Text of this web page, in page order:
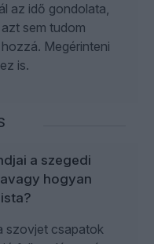
az idő gondolata,
sem tudom
Megérinteni
is.
a szegedi
hogyan
szovjet csapatok